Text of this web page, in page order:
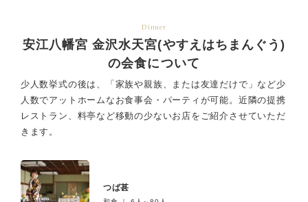
Dinner
安江八幡宮 金沢水天宮(やすえはちまんぐう)
の会食について
少人数挙式の後は、「家族や親族、または友達だけで」など少
人数でアットホームなお食事会・パーティが可能。 近隣の提携
レストラン、料亭など移動の少ないお店をご紹介させていただ
きます。
つば甚